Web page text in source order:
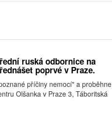
ruská odbornice na
poprvé v Praze.
příčiny nemocí" a proběhne
Olšanka v Praze 3, Táboritská